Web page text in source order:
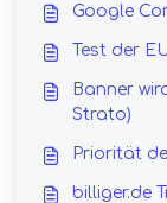
Google
Test der
Banner
Strato)
Priorität
billiger.de